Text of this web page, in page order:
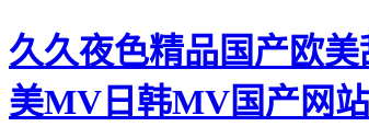
久久夜色精品国产欧
美MV日韩MV国产网